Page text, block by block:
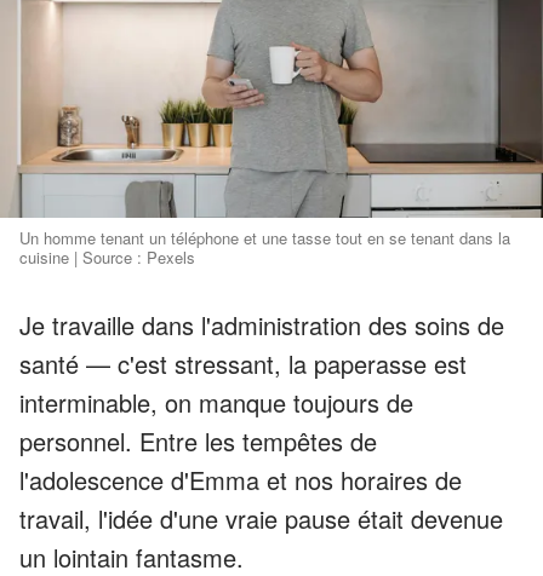
Un homme tenant un téléphone et une tasse tout en se tenant dans la
cuisine | Source : Pexels
Je travaille dans l'administration des soins de
santé — c'est stressant, la paperasse est
interminable, on manque toujours de
personnel. Entre les tempêtes de
l'adolescence d'Emma et nos horaires de
travail, l'idée d'une vraie pause était devenue
un lointain fantasme.